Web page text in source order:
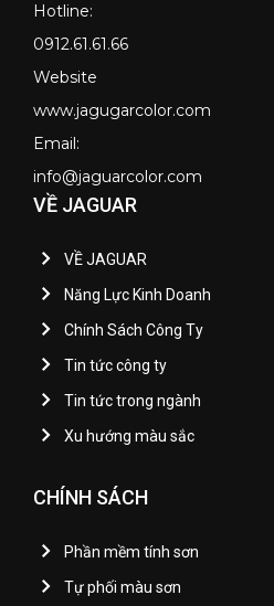
Hotline:
0912.61.61.66
Website
www.jagugarcolor.com
Email:
info@jaguarcolor.com
VỀ JAGUAR
VỀ JAGUAR
Năng Lực Kinh Doanh
Chính Sách Công Ty
Tin tức công ty
Tin tức trong ngành
Xu hướng màu sắc
CHÍNH SÁCH
Phần mềm tính sơn
Tự phối màu sơn